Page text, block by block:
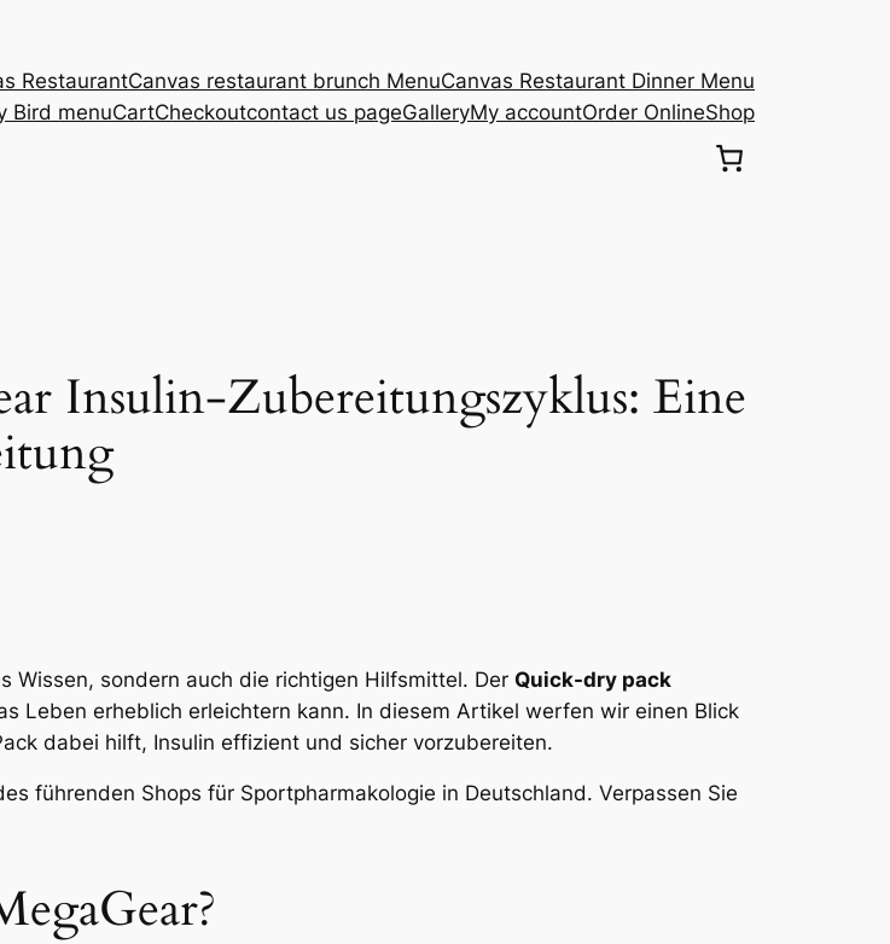
RestaurantCanvas restaurant brunch MenuCanvas Restaurant Dinner Menu
Bird menuCartCheckoutcontact us pageGalleryMy accountOrder OnlineShop
Insulin-Zubereitungszyklus: Eine
Wissen, sondern auch die richtigen Hilfsmittel. Der Quick-dry pack
Leben erheblich erleichtern kann. In diesem Artikel werfen wir einen Blick
dabei hilft, Insulin effizient und sicher vorzubereiten.
führenden Shops für Sportpharmakologie in Deutschland. Verpassen Sie